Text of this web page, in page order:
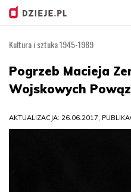
Kultura i sztuka 1945-1989
Pogrzeb Macieja
Wojskowych
AKTUALIZACJA: 26.06.2017,